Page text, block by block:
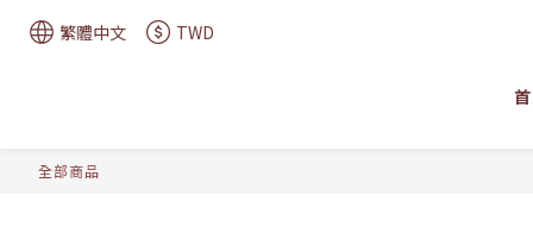
繁體中文 TWD
全部商品